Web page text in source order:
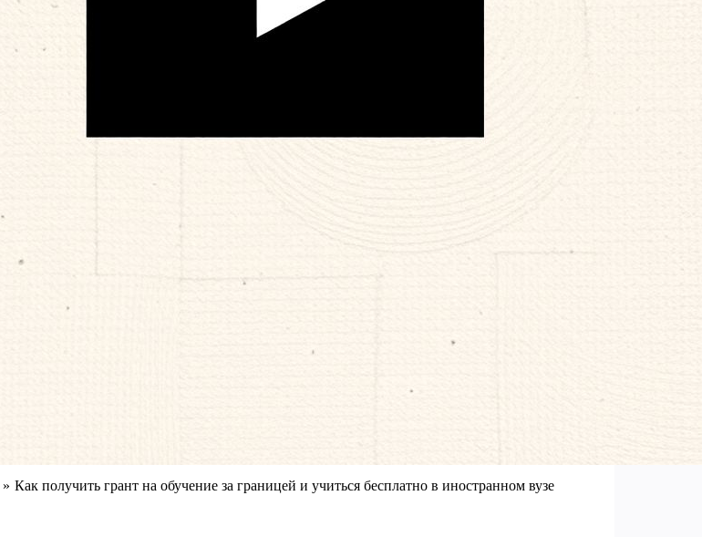
Как получить грант на обучение за границей и учиться бесплатно в иностранном вузе